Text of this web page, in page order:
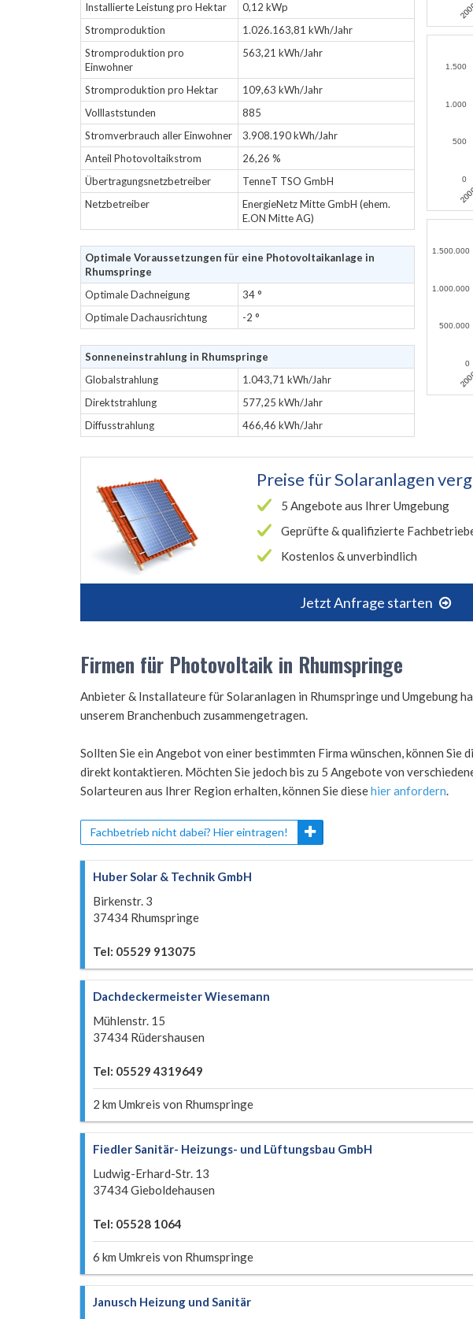
Installierte Leistung pro Hektar
0,12 kWp
Stromproduktion
1.026.163,81 kWh/Jahr
Stromproduktion pro
Einwohner
563,21 kWh/Jahr
Stromproduktion pro Hektar
109,63 kWh/Jahr
Volllaststunden
885
Stromverbrauch aller Einwohner
3.908.190 kWh/Jahr
Anteil Photovoltaikstrom
26,26 %
Übertragungsnetzbetreiber
TenneT TSO GmbH
Netzbetreiber
EnergieNetz Mitte GmbH (ehem.
E.ON Mitte AG)
Optimale Voraussetzungen für eine Photovoltaikanlage in
Rhumspringe
Optimale Dachneigung
34 °
Optimale Dachausrichtung
-2 °
Sonneneinstrahlung in Rhumspringe
Globalstrahlung
1.043,71 kWh/Jahr
Direktstrahlung
577,25 kWh/Jahr
Diffusstrahlung
466,46 kWh/Jahr
0
500
1.000
1.500
0
500.000
1.000.000
1.500.000
Preise fürSolaranlagen
5 Angebote aus Ihrer Umgebung
Geprüfte & qualifizierte
Kostenlos & unverbindlich
Jetzt Anfrage starten
Firmen für Photovoltaik in Rhumspringe
Anbieter & Installateure für Solaranlagen in Rhumspringe und Umgebung
unserem Branchenbuch zusammengetragen.
Sollten Sie ein Angebot von einer bestimmten Firma wünschen, können Sie
direkt kontaktieren. Möchten Sie jedoch bis zu 5 Angebote von
Solarteuren aus Ihrer Region erhalten, können Sie diesehier anfordern.
Fachbetrieb nicht dabei? Hier eintragen!
Huber Solar & Technik GmbH
Birkenstr. 3
37434 Rhumspringe
Tel: 05529 913075
Dachdeckermeister Wiesemann
Mühlenstr. 15
37434 Rüdershausen
Tel: 05529 4319649
2 km Umkreis von Rhumspringe
Fiedler Sanitär- Heizungs- und Lüftungsbau GmbH
Ludwig-Erhard-Str. 13
37434 Gieboldehausen
Tel: 05528 1064
6 km Umkreis von Rhumspringe
Janusch Heizung und Sanitär